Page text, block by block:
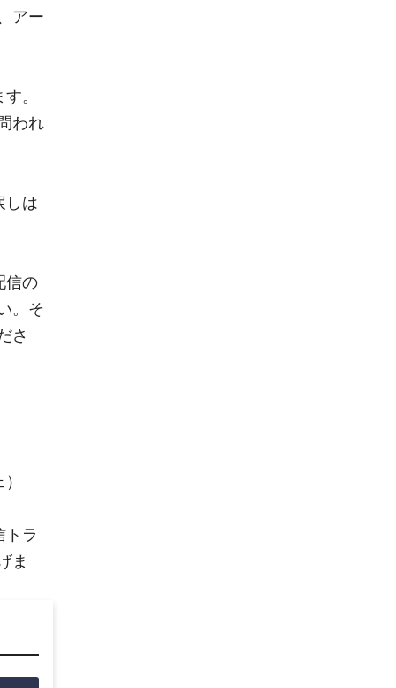
アー
。
われ
しは
信の
。そ
さ
ラ
ま